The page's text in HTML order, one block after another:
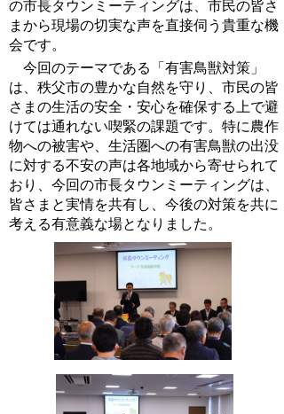
の市長タウンミーティングは、市民の皆さ
まから現場の切実な声を直接伺う貴重な機
会です。
今回のテーマである「有害鳥獣対策」
は、秩父市の豊かな自然を守り、市民の皆
さまの生活の安全・安心を確保する上で避
けては通れない喫緊の課題です。特に農作
物への被害や、生活圏への有害鳥獣の出没
に対する不安の声は各地域から寄せられて
おり、今回の市長タウンミーティングは、
皆さまと実情を共有し、今後の対策を共に
考える有意義な場となりました。